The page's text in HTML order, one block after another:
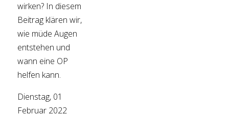
wirken? In diesem
Beitrag klären wir,
wie müde Augen
entstehen und
wann eine OP
helfen kann.
Dienstag, 01
Februar 2022